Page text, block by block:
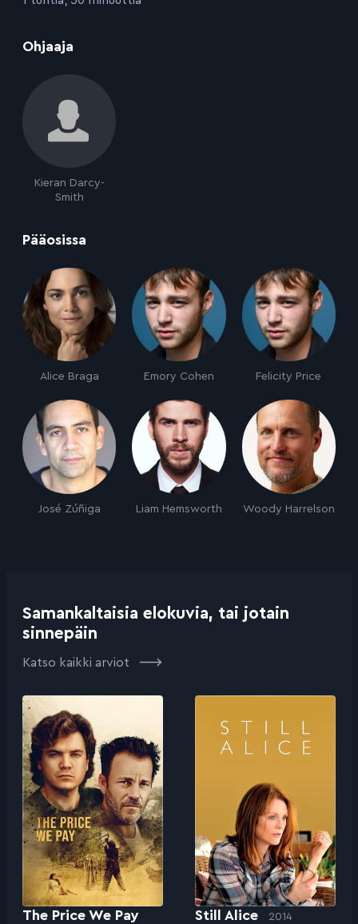
Ohjaaja
Kieran Darcy-
Smith
Pääosissa
Alice Braga Emory Cohen Felicity Price
José Zúñiga Liam Hemsworth Woody Harrelson
Samankaltaisia elokuvia, tai jotain
sinnepäin
Katso kaikki arviot
The Price We Pay Still Alice 2014